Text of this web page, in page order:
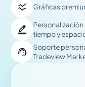
 Gráficas

tiempo y

Soporte
Tradeview